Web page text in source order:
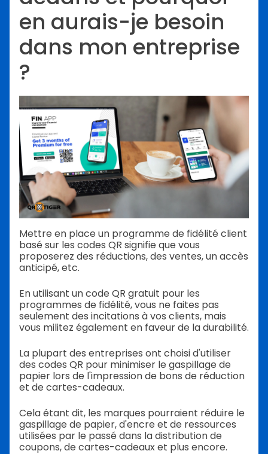
en aurais-je besoin
dans mon entreprise
?
Mettre en place un programme de fidélité client
basé sur les codes QR signifie que vous
proposerez des réductions, des ventes, un accès
anticipé, etc.
En utilisant un code QR gratuit pour les
programmes de fidélité, vous ne faites pas
seulement des incitations à vos clients, mais
vous militez également en faveur de la durabilité.
La plupart des entreprises ont choisi d'utiliser
des codes QR pour minimiser le gaspillage de
papier lors de l'impression de bons de réduction
et de cartes-cadeaux.
Cela étant dit, les marques pourraient réduire le
gaspillage de papier, d'encre et de ressources
utilisées par le passé dans la distribution de
coupons, de cartes-cadeaux et plus encore.